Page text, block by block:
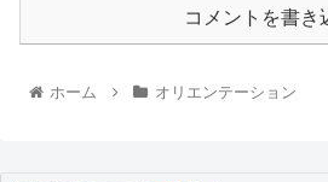
コメントを書き
ホーム オリエンテーション